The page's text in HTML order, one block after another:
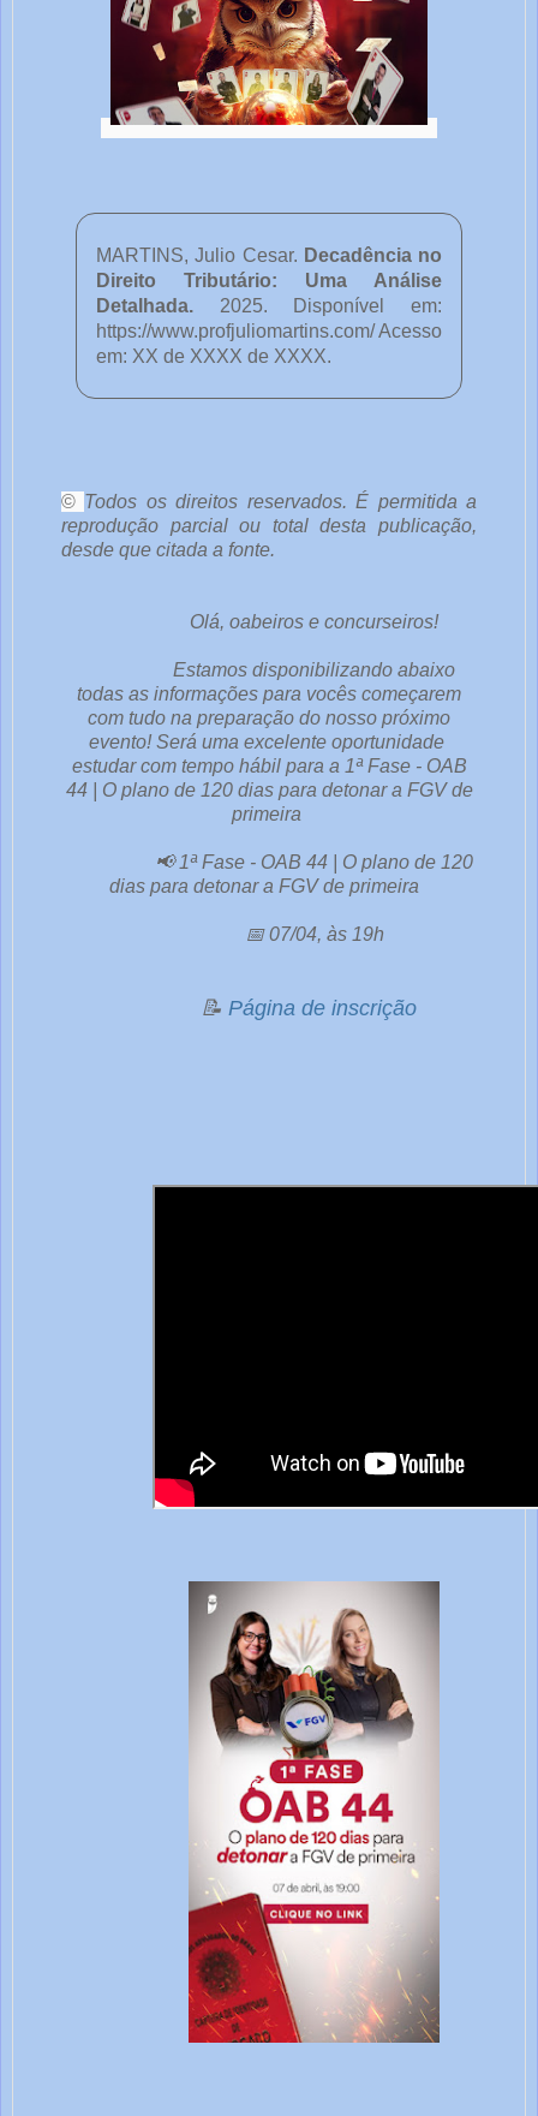
MARTINS, Julio Cesar. Decadência no
Direito Tributário: Uma Análise
Detalhada. 2025. Disponível em:
https://www.profjuliomartins.com/ Acesso
em: XX de XXXX de XXXX.
ê
e
r
a
s
1
© Todos os direitos reservados. É permitida a
reprodução parcial ou total desta publicação,
desde que citada a fonte.
Olá, oabeiros e concurseiros!
Estamos disponibilizando abaixo
todas as informações para vocês começarem
com tudo na preparação do nosso próximo
evento! Será uma excelente oportunidade
estudar com tempo hábil para a 1ª Fase - OAB
44 | O plano de 120 dias para detonar a FGV de
primeira
📢 1ª Fase - OAB 44 | O plano de 120
dias para detonar a FGV de primeira
📅 07/04, às 19h
📝 Página de inscrição